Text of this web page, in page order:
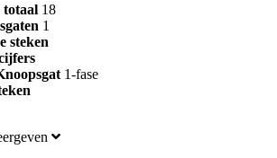
totaal 18
1
steken
1-fase